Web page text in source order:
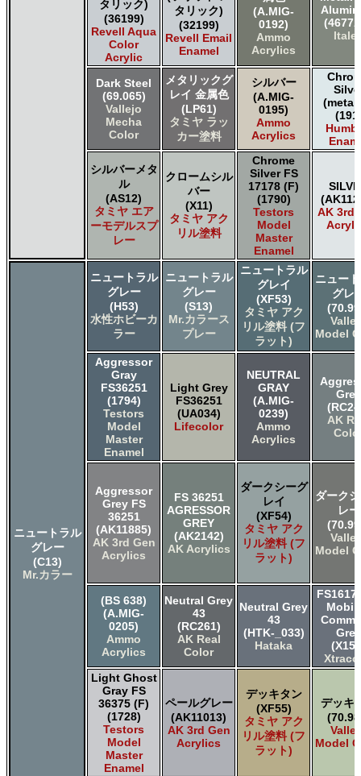
ＧＳＩクレオス Mr.トップコート
ＧＳＩクレオス Mr.メタリックカラーGX
ＧＳＩクレオス Mr.メタルカラー
ＧＳＩクレオス アクリジョン
ＧＳＩクレオス ガンダムカラー
ＧＳＩクレオス ガンダムカラースプレー
ＧＳＩクレオス ガンダムマーカー
ＧＳＩクレオス 水性ホビーカラー
タリック)
(36199)
Revell Aqua
Color
Acrylic
タリック)
(32199)
Revell Email
Enamel
(A.MIG-
0192)
Ammo
Acrylics
Dark Steel
(69.065)
Vallejo
Mecha
Color
メタリックグ
レイ 金属色
(LP61)
タミヤ ラッ
カー塗料
シルバー
(A.MIG-
0195)
Ammo
Acrylics
シルバーメタ
ル
(AS12)
タミヤ エア
ーモデルスプ
レー
クロームシル
バー
(X11)
タミヤ アク
リル塗料
Chrome
Silver FS
17178 (F)
(1790)
Testors
Model
Master
Enamel
AK 3rd
ニュートラル
グレー
(C13)
Mr.カラー
ニュートラル
グレー
(H53)
水性ホビーカ
ラー
ニュートラル
グレー
(S13)
Mr.カラース
プレー
ニュートラル
グレイ
(XF53)
タミヤ アク
リル塗料 (フ
ラット)
ニュー
グレ
Model
Aggressor
Gray
FS36251
(1794)
Testors
Model
Master
Enamel
Light Grey
FS36251
(UA034)
Lifecolor
NEUTRAL
GRAY
(A.MIG-
0239)
Ammo
Acrylics
Grey
AK
Aggressor
Grey FS
36251
(AK11885)
AK 3rd Gen
Acrylics
FS 36251
AGRESSOR
GREY
(AK2142)
AK Acrylics
ダークシーグ
レイ
(XF54)
タミヤ アク
リル塗料 (フ
ラット)
ダーク
レー
Model
(BS 638)
(A.MIG-
0205)
Ammo
Acrylics
Neutral Grey
43
(RC261)
AK Real
Color
Neutral Grey
43
(HTK-_033)
Hataka
Grey
Light Ghost
Gray FS
36375 (F)
(1728)
Testors
Model
Master
Enamel
ペールグレー
(AK11013)
AK 3rd Gen
Acrylics
デッキタン
(XF55)
タミヤ アク
リル塗料 (フ
ラット)
デッキ
Model